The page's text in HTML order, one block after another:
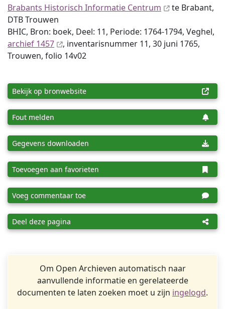
Brabants Historisch Informatie Centrum
te Brabant,
DTB Trouwen
BHIC, Bron: boek, Deel: 11, Periode: 1764-1794, Veghel,
archief 1457
, inventaris­num­mer 11, 30 juni 1765,
Trouwen, folio 14v02
Bekijk op bronwebsite
Fout melden
Gegevens downloaden
Toevoegen aan favorieten
Voeg commentaar toe
Deel deze pagina
Om Open Archieven automatisch naar
aanvullende informatie en gerelateerde
documenten te laten zoeken moet u zijn ingelogd.